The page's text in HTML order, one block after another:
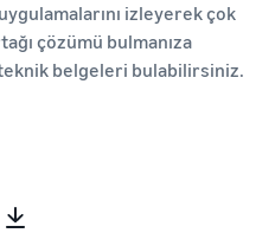
izleyerek çok
çözümü bulmanıza
belgeleri bulabilirsiniz.